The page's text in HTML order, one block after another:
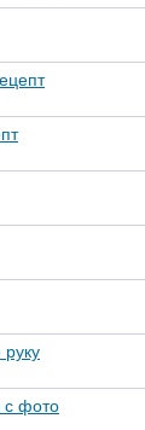
с фото